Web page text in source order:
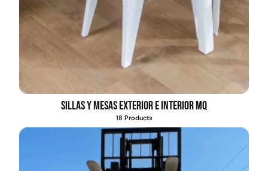
Sillas y mesas exterior e interior MQ
18 Products